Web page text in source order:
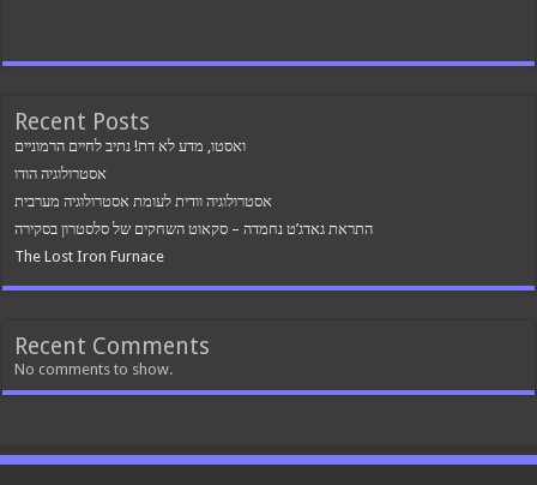
Recent Posts
ואסטו, מדע לא דת! נתיב לחיים הרמוניים
אסטרולוגיה הודו
אסטרולוגיה וודית לעומת אסטרולוגיה מערבית
התראת גאדג’ט נחמדה – סקאוט השחקים של סלסטרון בסקירה
The Lost Iron Furnace
Recent Comments
No comments to show.